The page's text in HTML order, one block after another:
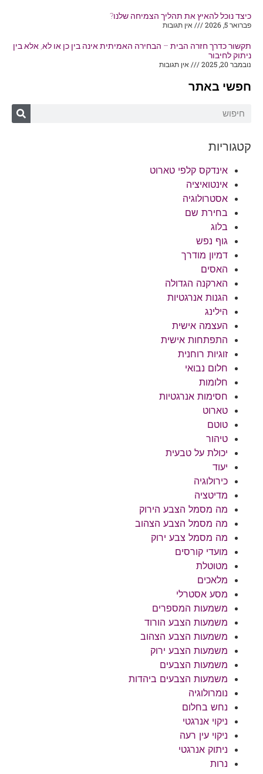
כיצד נוכל להאיץ את תהליך הצמיחה שלנו?
פברואר 5, 2026
אין תגובות
תקשור כדרך חזרה הבית – הבחירה האמיתית אינה בין כן או לא, אלא בין
ניתוק לחיבור
נובמבר 20, 2025
אין תגובות
חפשי באתר
קטגוריות
אינדקס קלפי טארוט
אינטואיציה
אסטרולוגיה
בחירת שם
בלוג
גוף נפש
דמיון מודרך
האסים
הארקנה הגדולה
הגנות אנרגטיות
הילינג
העצמה אישית
התפתחות אישית
זוגיות רוחנית
חלום נבואי
חלומות
חסימות אנרגטיות
טארוט
טוטם
טיהור
יכולת על טבעית
יעוד
כירולוגיה
מדיטציה
מה מסמל הצבע הירוק
מה מסמל הצבע הצהוב
מה מסמל צבע ירוק
מועדי קורסים
מטוטלת
מלאכים
מסע אסטרלי
משמעות המספרים
משמעות הצבע הורוד
משמעות הצבע הצהוב
משמעות הצבע ירוק
משמעות הצבעים
משמעות הצבעים ביהדות
נומרולוגיה
נחש בחלום
ניקוי אנרגטי
ניקוי עין רעה
ניתוק אנרגטי
נרות